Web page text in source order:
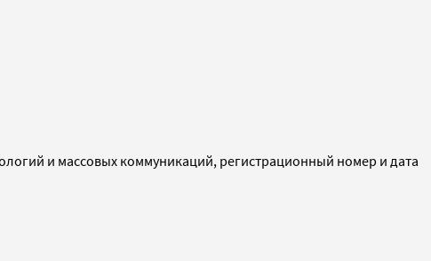
и массовых коммуникаций, регистрационный номер и дата